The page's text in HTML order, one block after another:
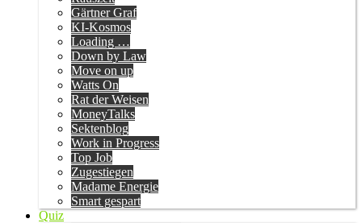
Gärtner Graf
KI-Kosmos
Loading …
Down by Law
Move on up
Watts On
Rat der Weisen
MoneyTalks
Sektenblog
Work in Progress
Top Job
Zugestiegen
Madame Energie
Smart gespart
Quiz